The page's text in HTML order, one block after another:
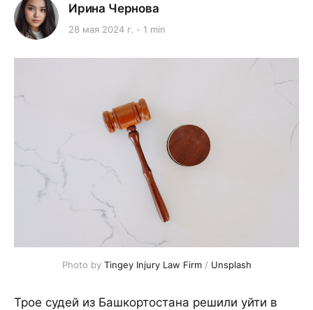
Ирина Чернова
28 мая 2024 г. 1 min
Photo by Tingey Injury Law Firm / Unsplash
Трое судей из Башкортостана решили уйти в